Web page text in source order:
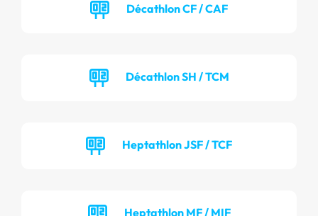
Décathlon CF / CAF
Décathlon SH / TCM
Heptathlon JSF / TCF
Heptathlon MF / MIF